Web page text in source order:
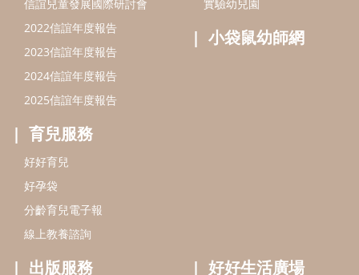
分齡育兒電子報
線上教養諮詢
出版服務
信誼基金出版社
閱讀推廣
Bookstart閱讀起步走
信誼幼兒文學獎
信誼兒童動畫獎
小袋鼠說故事劇團
service@hsin-yi.org.tw